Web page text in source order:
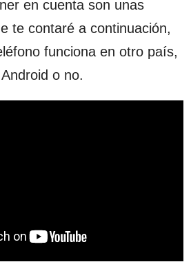
en cuenta son unas
te contaré a continuación,
funciona en otro país,
o no.